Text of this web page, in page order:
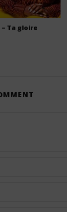
Ta gloire